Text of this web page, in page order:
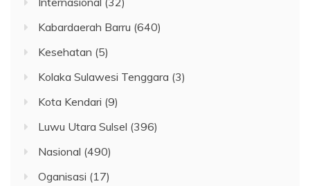
Kabardaerah Barru (640)
Kesehatan (5)
Kolaka Sulawesi Tenggara (3)
Kota Kendari (9)
Luwu Utara Sulsel (396)
Nasional (490)
Oganisasi (17)